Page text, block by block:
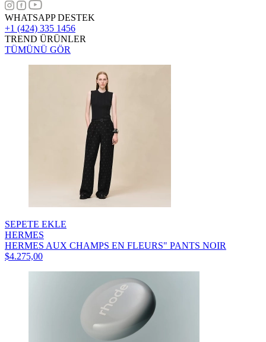
WHATSAPP DESTEK
+1 (424) 335 1456
TREND ÜRÜNLER
TÜMÜNÜ GÖR
SEPETE EKLE
HERMES
HERMES AUX CHAMPS EN FLEURS" PANTS NOIR
$4.275,00